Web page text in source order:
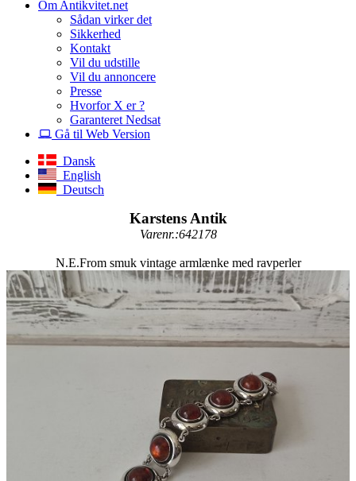
Om Antikvitet.net
Sådan virker det
Sikkerhed
Kontakt
Vil du udstille
Vil du annoncere
Presse
Hvorfor X er ?
Garanteret Nedsat
Gå til Web Version
Dansk
English
Deutsch
Karstens Antik
Varenr.:642178
N.E.From smuk vintage armlænke med ravperler